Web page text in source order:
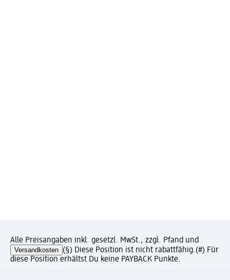
Alle Preisangaben inkl. gesetzl. MwSt., zzgl. Pfand und
Versandkosten (§) Diese Position ist nicht rabattfähig.(#) Für
diese Position erhältst Du keine PAYBACK Punkte.